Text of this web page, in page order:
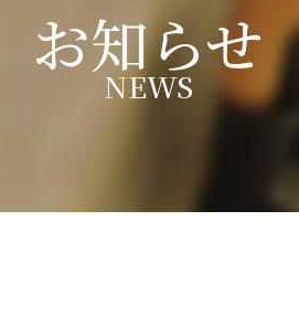
お知らせ
NEWS